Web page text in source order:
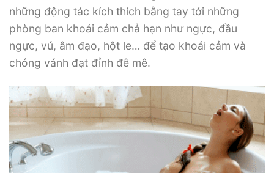
những động tác kích thích bằng tay tới những
phòng ban khoái cảm chả hạn như ngực, đầu
ngực, vú, âm đạo, hột le… để tạo khoái cảm và
chóng vánh đạt đỉnh đê mê.